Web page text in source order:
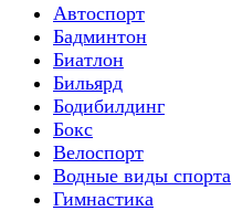
Автоспорт
Бадминтон
Биатлон
Бильярд
Бодибилдинг
Бокс
Велоспорт
Водные виды спорта
Гимнастика